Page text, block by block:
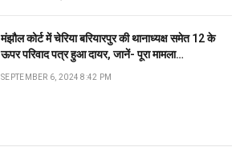
मंझौल कोर्ट में चेरिया बरियारपुर की थानाध्यक्ष समेत 12 के
ऊपर परिवाद पत्र हुआ दायर, जानें- पूरा मामला…
SEPTEMBER 6, 2024 8:42 PM